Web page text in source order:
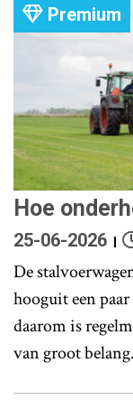
Premium
Hoe
25-06-2026
De
hooguit een
daarom is
van groot belang.